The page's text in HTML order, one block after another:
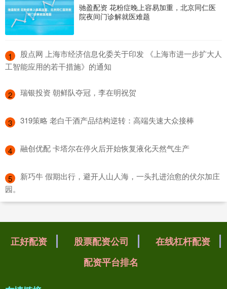
驰盈配资 花粉症晚上容易加重，北京同仁医
院夜间门诊解就医难题
1
​股点网 上海市经济信息化委关于印发 《上海市进一步扩大人
工智能应用的若干措施》的通知
2 ​瑞银投资 朝鲜队夺冠，李在明祝贺
3 ​319策略 老白干酒产品结构逆转：高端失速大众接棒
4 ​融创优配 卡塔尔在停火后开始恢复液化天然气生产
5
​新巧牛 假期出行，避开人山人海，一头扎进治愈的伏尔加庄
园。
正好配资 股票配资公司
在线杠杆配资
配资平台排名